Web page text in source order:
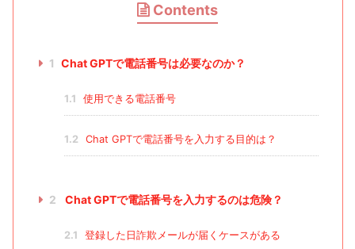
Contents
1 Chat GPTで電話番号は必要なのか？
1.1 使用できる電話番号
1.2 Chat GPTで電話番号を入力する目的は？
2 Chat GPTで電話番号を入力するのは危険？
2.1 登録した日詐欺メールが届くケースがある